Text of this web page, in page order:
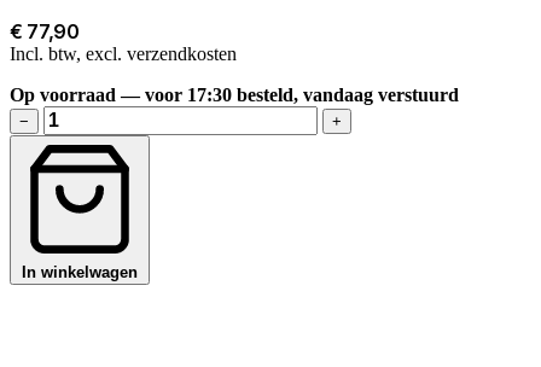
€ 77,90
Incl. btw, excl. verzendkosten
Op voorraad — voor 17:30 besteld, vandaag verstuurd
− +
In winkelwagen